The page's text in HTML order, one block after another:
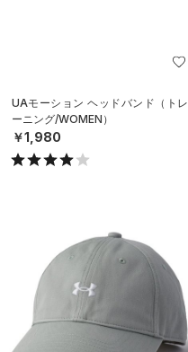
UAモーション ヘッドバンド（トレ
ーニング/WOMEN）
￥1,980